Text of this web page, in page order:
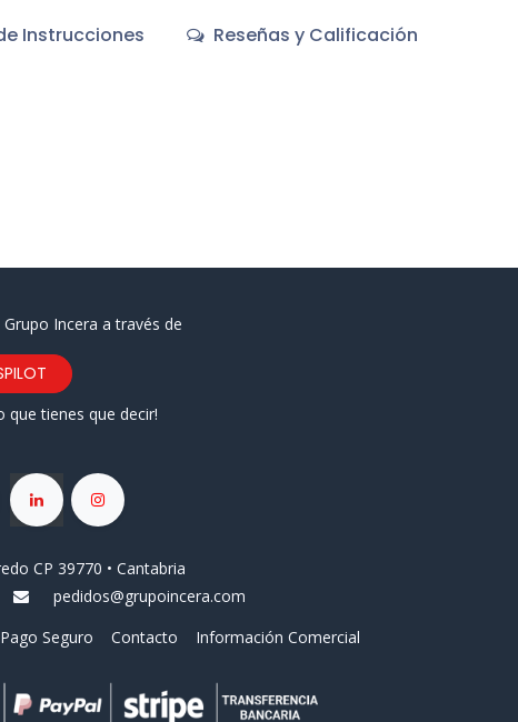
Instrucciones Reseñas y Calificación
Incera a través de
que tienes que decir!
CP 39770 • Cantabria
pedidos@grupoincera.com
Pago Seguro Contacto Información Comercial